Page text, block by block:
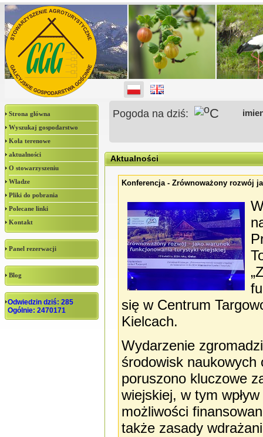
Strona główna
Wyszukaj gospodarstwo
Koła terenowe
aktualności
O stowarzyszeniu
Władze
Pliki do pobrania
Polecane linki
Kontakt
Panel rezerwacji
Blog
Odwiedzin dziś: 285
Ogólnie: 2470171
Pogoda na dziś: oC
Aktualności
Konferencja - Zrównoważony rozwój
się w Centrum
Kielcach.
Wydarzenie
środowisk
poruszono kluczowe
wiejskiej, w tym
możliwości
także zasady